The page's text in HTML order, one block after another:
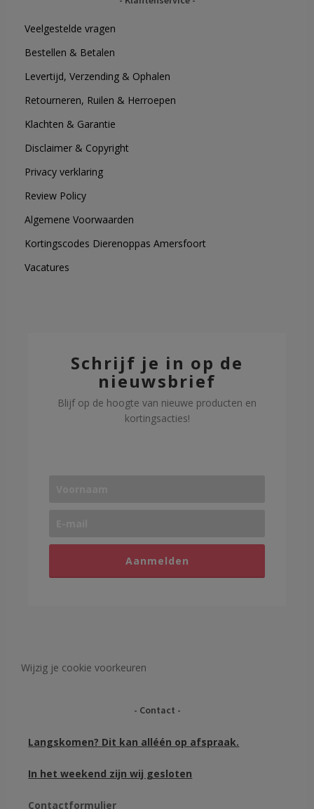
Veelgestelde vragen
Bestellen & Betalen
Levertijd, Verzending & Ophalen
Retourneren, Ruilen & Herroepen
Klachten & Garantie
Disclaimer & Copyright
Privacy verklaring
Review Policy
Algemene Voorwaarden
Kortingscodes Dierenoppas Amersfoort
Vacatures
Schrijf je in op de
nieuwsbrief
Blijf op de hoogte van nieuwe producten en
kortingsacties!
Aanmelden
Wijzig je cookie voorkeuren
Contact
Langskomen? Dit kan alléén op afspraak.
In het weekend zijn wij gesloten
Contactformulier